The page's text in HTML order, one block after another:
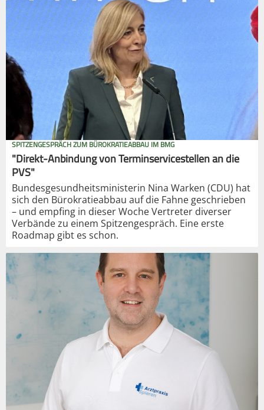
SPITZENGESPRÄCH ZUM BÜROKRATIEABBAU IM BMG
"Direkt-Anbindung von Terminservicestellen an die
PVS"
Bundesgesundheitsministerin Nina Warken (CDU) hat
sich den Bürokratieabbau auf die Fahne geschrieben
– und empfing in dieser Woche Vertreter diverser
Verbände zu einem Spitzengespräch. Eine erste
Roadmap gibt es schon.